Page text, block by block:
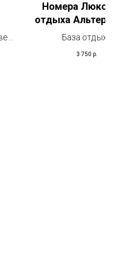
Номера Люкс
отдыха
База отдыха
Альтернатива
3 750 р.